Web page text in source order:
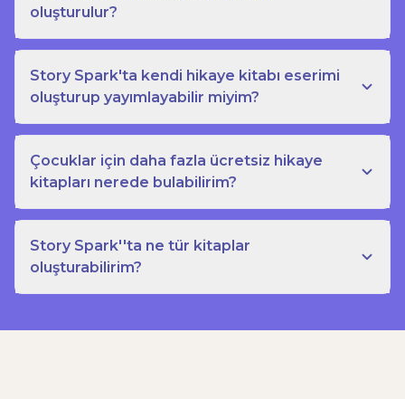
oluşturulur?
Story Spark'ta kendi hikaye kitabı eserimi
oluşturup yayımlayabilir miyim?
Çocuklar için daha fazla ücretsiz hikaye
kitapları nerede bulabilirim?
Story Spark''ta ne tür kitaplar
oluşturabilirim?